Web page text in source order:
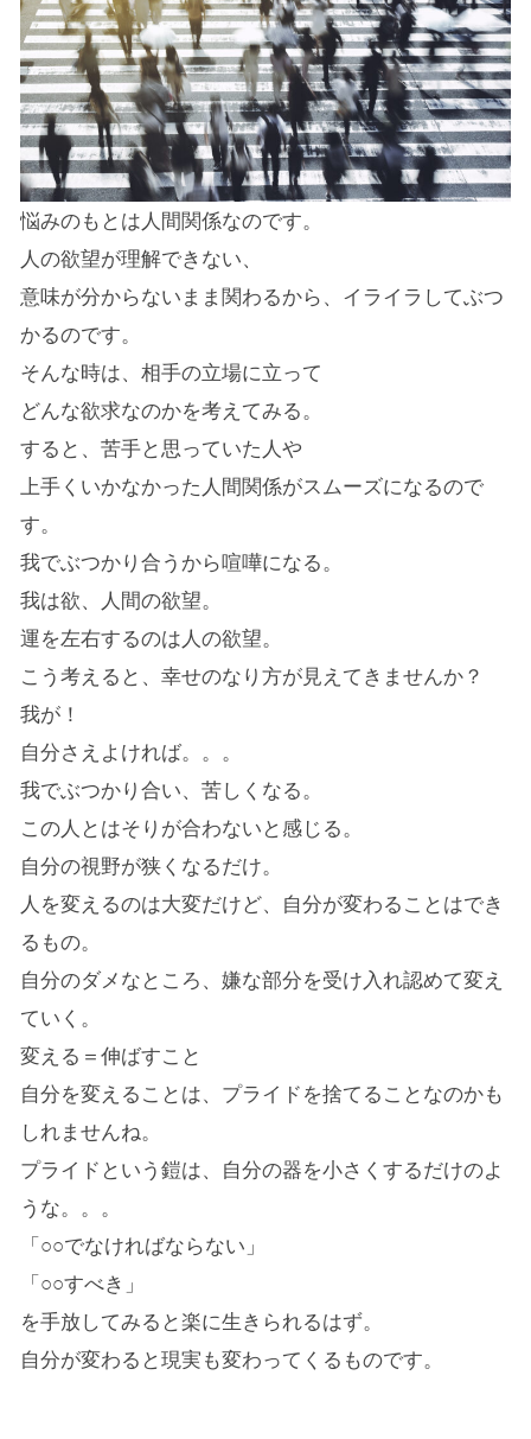
悩みのもとは人間関係なのです。
人の欲望が理解できない、
意味が分からないまま関わるから、イライラしてぶつ
かるのです。
そんな時は、相手の立場に立って
どんな欲求なのかを考えてみる。
すると、苦手と思っていた人や
上手くいかなかった人間関係がスムーズになるので
す。
我でぶつかり合うから喧嘩になる。
我は欲、人間の欲望。
運を左右するのは人の欲望。
こう考えると、幸せのなり方が見えてきませんか？
我が！
自分さえよければ。。。
我でぶつかり合い、苦しくなる。
この人とはそりが合わないと感じる。
自分の視野が狭くなるだけ。
人を変えるのは大変だけど、自分が変わることはでき
るもの。
自分のダメなところ、嫌な部分を受け入れ認めて変え
ていく。
変える＝伸ばすこと
自分を変えることは、プライドを捨てることなのかも
しれませんね。
プライドという鎧は、自分の器を小さくするだけのよ
うな。。。
「○○でなければならない」
「○○すべき」
を手放してみると楽に生きられるはず。
自分が変わると現実も変わってくるものです。